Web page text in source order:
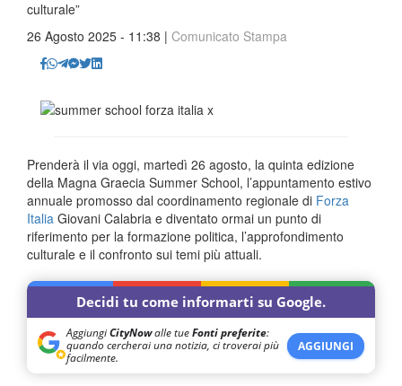
culturale”
26 Agosto 2025 - 11:38 | Comunicato Stampa
Prenderà il via oggi, martedì 26 agosto, la quinta edizione
della Magna Graecia Summer School, l’appuntamento estivo
annuale promosso dal coordinamento regionale di Forza
Italia Giovani Calabria e diventato ormai un punto di
riferimento per la formazione politica, l’approfondimento
culturale e il confronto sui temi più attuali.
Decidi tu come informarti su Google.
AggiungiCityNowalle tueFonti preferite:
quando cercherai una notizia, ci troverai più
facilmente.
AGGIUNGI